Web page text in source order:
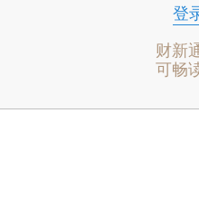
登
财新
可畅